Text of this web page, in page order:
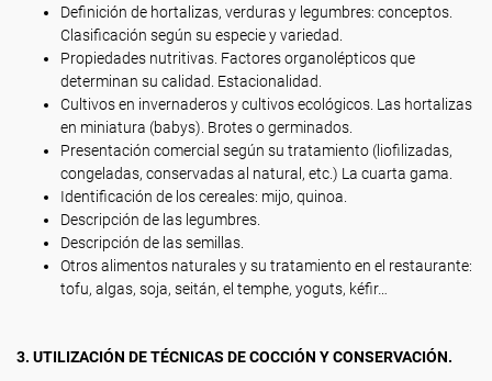
Definición de hortalizas, verduras y legumbres: conceptos.
Clasificación según su especie y variedad.
Propiedades nutritivas. Factores organolépticos que
determinan su calidad. Estacionalidad.
Cultivos en invernaderos y cultivos ecológicos. Las hortalizas
en miniatura (babys). Brotes o germinados.
Presentación comercial según su tratamiento (liofilizadas,
congeladas, conservadas al natural, etc.) La cuarta gama.
Identificación de los cereales: mijo, quinoa.
Descripción de las legumbres.
Descripción de las semillas.
Otros alimentos naturales y su tratamiento en el restaurante:
tofu, algas, soja, seitán, el temphe, yoguts, kéfir…
3. UTILIZACIÓN DE TÉCNICAS DE COCCIÓN Y CONSERVACIÓN.